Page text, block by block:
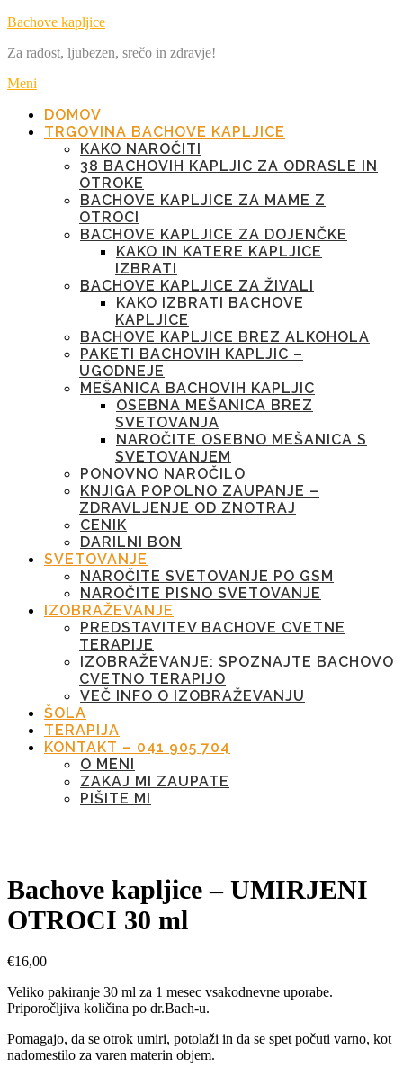
Preskoči
vsebino
Bachove kapljice
Za radost, ljubezen, srečo in zdravje!
Meni
DOMOV
TRGOVINA BACHOVE KAPLJICE
KAKO NAROČITI
38 BACHOVIH KAPLJIC ZA ODRASLE IN
OTROKE
BACHOVE KAPLJICE ZA MAME Z
OTROCI
BACHOVE KAPLJICE ZA DOJENČKE
KAKO IN KATERE KAPLJICE
IZBRATI
BACHOVE KAPLJICE ZA ŽIVALI
KAKO IZBRATI BACHOVE
KAPLJICE
BACHOVE KAPLJICE BREZ ALKOHOLA
PAKETI BACHOVIH KAPLJIC –
UGODNEJE
MEŠANICA BACHOVIH KAPLJIC
OSEBNA MEŠANICA BREZ
SVETOVANJA
NAROČITE OSEBNO MEŠANICA S
SVETOVANJEM
PONOVNO NAROČILO
KNJIGA POPOLNO ZAUPANJE –
ZDRAVLJENJE OD ZNOTRAJ
CENIK
DARILNI BON
SVETOVANJE
NAROČITE SVETOVANJE PO GSM
NAROČITE PISNO SVETOVANJE
IZOBRAŽEVANJE
PREDSTAVITEV BACHOVE CVETNE
TERAPIJE
IZOBRAŽEVANJE: SPOZNAJTE BACHOVO
CVETNO TERAPIJO
VEČ INFO O IZOBRAŽEVANJU
ŠOLA
TERAPIJA
KONTAKT – 041 905 704
O MENI
ZAKAJ MI ZAUPATE
PIŠITE MI
Bachove kapljice – UMIRJENI
OTROCI 30 ml
€16,00
Veliko pakiranje 30 ml za 1 mesec vsakodnevne uporabe.
Priporočljiva količina po dr.Bach-u.
Pomagajo, da se otrok umiri, potolaži in da se spet počuti varno, kot
nadomestilo za varen materin objem.